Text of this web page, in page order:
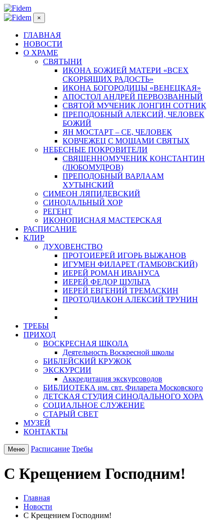
×
ГЛАВНАЯ
НОВОСТИ
О ХРАМЕ
СВЯТЫНИ
ИКОНА БОЖИЕЙ МАТЕРИ «ВСЕХ
СКОРБЯЩИХ РАДОСТЬ»
ИКОНА БОГОРОДИЦЫ «ВЕНЕЦКАЯ»
АПОСТОЛ АНДРЕЙ ПЕРВОЗВАННЫЙ
СВЯТОЙ МУЧЕНИК ЛОНГИН СОТНИК
ПРЕПОДОБНЫЙ АЛЕКСИЙ, ЧЕЛОВЕК
БОЖИЙ
ЯН МОСТАРТ – СЕ, ЧЕЛОВЕК
КОВЧЕЖЕЦ С МОЩАМИ СВЯТЫХ
НЕБЕСНЫЕ ПОКРОВИТЕЛИ
СВЯЩЕННОМУЧЕНИК КОНСТАНТИН
(ЛЮБОМУДРОВ)
ПРЕПОДОБНЫЙ ВАРЛААМ
ХУТЫНСКИЙ
СИМЕОН ЛЯПИДЕВСКИЙ
СИНОДАЛЬНЫЙ ХОР
РЕГЕНТ
ИКОНОПИСНАЯ МАСТЕРСКАЯ
РАСПИСАНИЕ
КЛИР
ДУХОВЕНСТВО
ПРОТОИЕРЕЙ ИГОРЬ ВЫЖАНОВ
ИГУМЕН ФИЛАРЕТ (ТАМБОВСКИЙ)
ИЕРЕЙ РОМАН ИВАНУСА
ИЕРЕЙ ФЕДОР ШУЛЬГА
ИЕРЕЙ ЕВГЕНИЙ ТРЕМАСКИН
ПРОТОДИАКОН АЛЕКСИЙ ТРУНИН
ТРЕБЫ
ПРИХОД
ВОСКРЕСНАЯ ШКОЛА
Деятельность Воскресной школы
БИБЛЕЙСКИЙ КРУЖОК
ЭКСКУРСИИ
Аккредитация экскурсоводов
БИБЛИОТЕКА им. свт. Филарета Московского
ДЕТСКАЯ СТУДИЯ СИНОДАЛЬНОГО ХОРА
СОЦИАЛЬНОЕ СЛУЖЕНИЕ
СТАРЫЙ СВЕТ
МУЗЕЙ
КОНТАКТЫ
Меню Расписание Требы
С Крещением Господним!
Главная
Новости
С Крещением Господним!